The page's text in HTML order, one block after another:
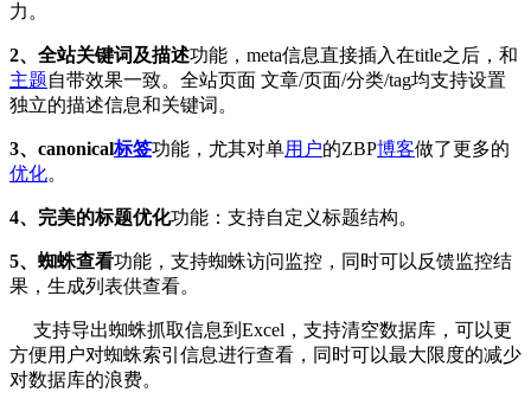
力。
2、全站关键词及描述功能，meta信息直接插入在title之后，和
主题自带效果一致。全站页面 文章/页面/分类/tag均支持设置
独立的描述信息和关键词。
3、canonical标签功能，尤其对单用户的ZBP博客做了更多的
优化。
4、完美的标题优化功能：支持自定义标题结构。
5、 蜘蛛查看功能，支持蜘蛛访问监控，同时可以反馈监控结
果，生成列表供查看。
支持导出蜘蛛抓取信息到Excel，支持清空数据库，可以更
方便用户对蜘蛛索引信息进行查看，同时可以最大限度的减少
对数据库的浪费。